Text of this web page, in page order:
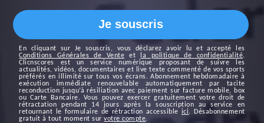
Je souscris
En cliquant sur Je souscris, vous déclarez avoir lu et accepté les
Conditions Générales de Vente et la politique de confidentialité.
Clicnscores est un service numérique proposant de suivre les
actualités, vidéos, documentaires et live texte commenté de vos sports
préférés en illimité sur tous vos écrans. Abonnement hebdomadaire à
exécution immédiate renouvelable automatiquement par tacite
reconduction jusqu’à résiliation avec paiement sur facture mobile, box
ou Carte Bancaire. Vous pouvez exercer gratuitement votre droit de
rétractation pendant 14 jours après la souscription au service en
retournant le formulaire de rétraction accessible ici. Désabonnement
gratuit à tout moment survotre compte.